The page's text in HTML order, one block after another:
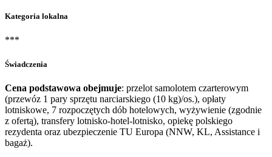
Kategoria lokalna
***
Świadczenia
Cena podstawowa obejmuje: przelot samolotem czarterowym
(przewóz 1 pary sprzętu narciarskiego (10 kg)/os.), opłaty
lotniskowe, 7 rozpoczętych dób hotelowych, wyżywienie (zgodnie
z ofertą), transfery lotnisko-hotel-lotnisko, opiekę polskiego
rezydenta oraz ubezpieczenie TU Europa (NNW, KL, Assistance i
bagaż).